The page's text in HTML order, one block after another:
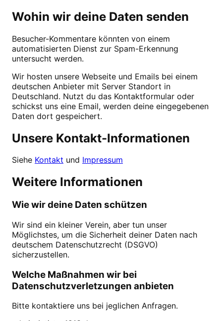
Wohin wir deine Daten senden
Besucher-Kommentare könnten von einem
automatisierten Dienst zur Spam-Erkennung
untersucht werden.
Wir hosten unsere Webseite und Emails bei einem
deutschen Anbieter mit Server Standort in
Deutschland. Nutzt du das Kontaktformular oder
schickst uns eine Email, werden deine eingegebenen
Daten dort gespeichert.
Unsere Kontakt-Informationen
Siehe Kontakt und Impressum
Weitere Informationen
Wie wir deine Daten schützen
Wir sind ein kleiner Verein, aber tun unser
Möglichstes, um die Sicherheit deiner Daten nach
deutschem Datenschutzrecht (DSGVO)
sicherzustellen.
Welche Maßnahmen wir bei
Datenschutzverletzungen anbieten
Bitte kontaktiere uns bei jeglichen Anfragen.